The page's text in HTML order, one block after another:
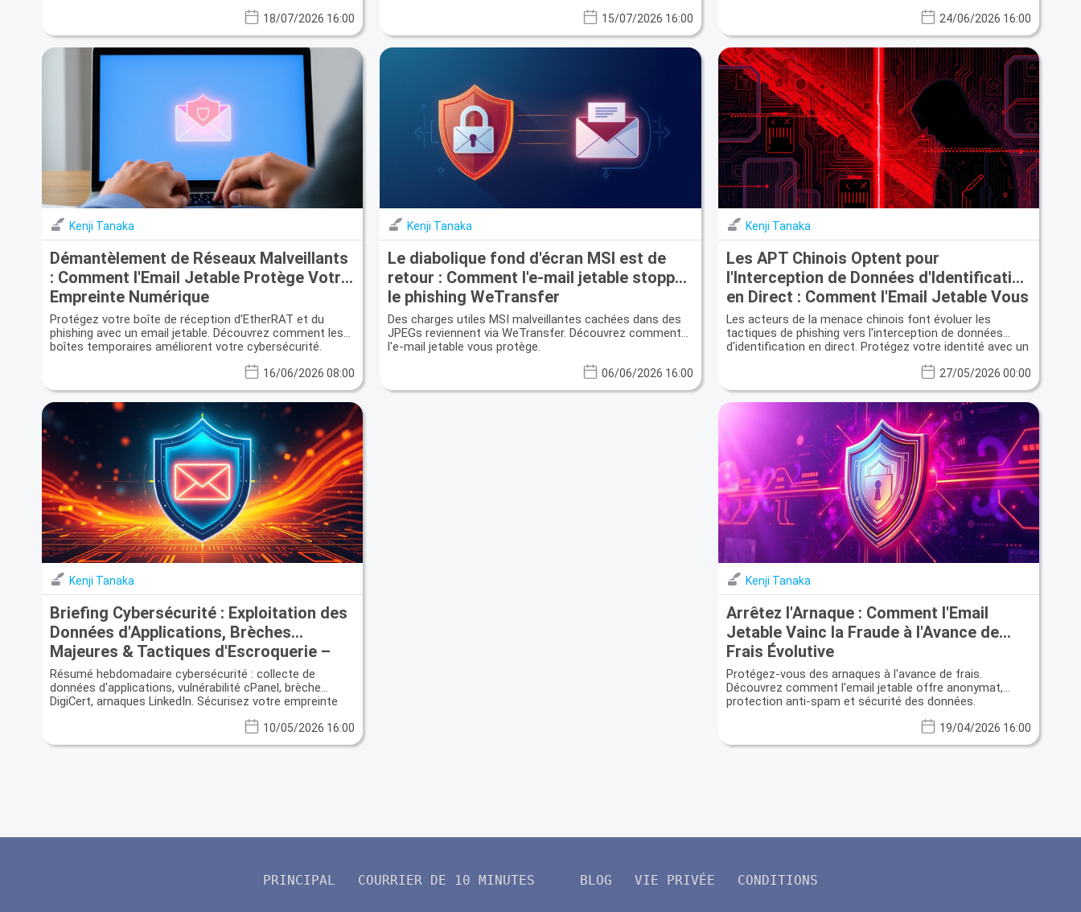
18/07/2026 16:00 15/07/2026 16:00 24/06/2026 16:00
Kenji Tanaka
Démantèlement de Réseaux Malveillants
: Comment l'Email Jetable Protège Votre
Empreinte Numérique
Protégez votre boîte de réception d'EtherRAT et du
phishing avec un email jetable. Découvrez comment les
boîtes temporaires améliorent votre cybersécurité.
16/06/2026 08:00
Kenji Tanaka
Le diabolique fond d'écran MSI est de
retour : Comment l'e-mail jetable stoppe
le phishing WeTransfer
Des charges utiles MSI malveillantes cachées dans des
JPEGs reviennent via WeTransfer. Découvrez comment
l'e-mail jetable vous protège.
06/06/2026 16:00
Kenji Tanaka
Les APT Chinois Optent pour
l'Interception de Données d'Identification
en Direct : Comment l'Email Jetable Vous
Protège
Les acteurs de la menace chinois font évoluer les
tactiques de phishing vers l'interception de données
d'identification en direct. Protégez votre identité avec un
27/05/2026 00:00
Kenji Tanaka
Briefing Cybersécurité : Exploitation des
Données d'Applications, Brèches
Majeures & Tactiques d'Escroquerie –
Fortifiez Votre Identité Numérique
Résumé hebdomadaire cybersécurité : collecte de
données d'applications, vulnérabilité cPanel, brèche
DigiCert, arnaques LinkedIn. Sécurisez votre empreinte
10/05/2026 16:00
Kenji Tanaka
Arrêtez l'Arnaque : Comment l'Email
Jetable Vainc la Fraude à l'Avance de
Frais Évolutive
Protégez-vous des arnaques à l'avance de frais.
Découvrez comment l'email jetable offre anonymat,
protection anti-spam et sécurité des données.
19/04/2026 16:00
PRINCIPAL COURRIER DE 10 MINUTES BLOG VIE PRIVÉE CONDITIONS